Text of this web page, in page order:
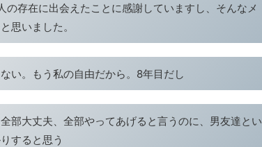
存在に出会えたことに感謝していますし、そんなメ
思いました。
い。もう私の自由だから。8年目だし
部大丈夫、全部やってあげると言うのに、男友達とい
すると思う